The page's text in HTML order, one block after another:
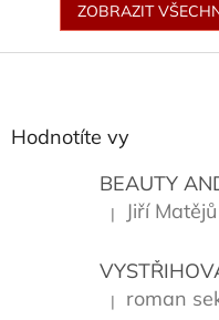
ZOBRAZIT
Hodnotíte vy
BEAUTY
Hodnocení
| Jiří Matějů
Hodnocení
| roman